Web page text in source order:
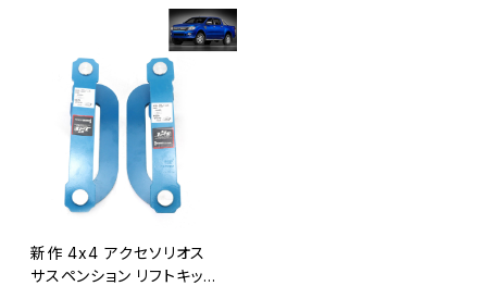
新作 4x4 アクセソリオス
サスペンション リフトキット